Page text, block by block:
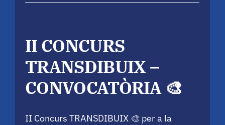
CONCURS
II CONCURS
TRANSDIBUIX –
CONVOCATÒRIA 🎨
II Concurs TRANSDIBUIX 🎨 per a la